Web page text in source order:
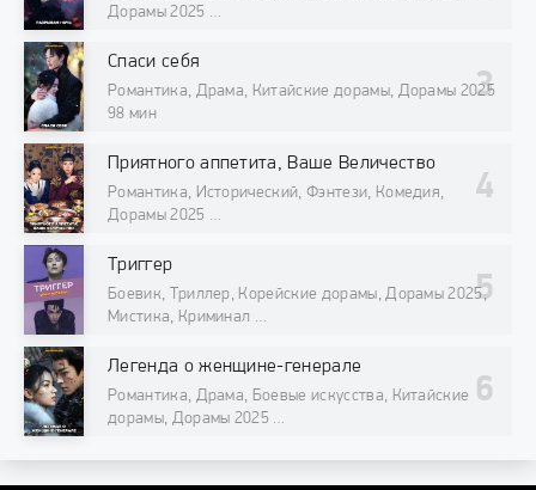
Дорамы 2025
Спаси себя
Романтика, Драма, Китайские дорамы, Дорамы 2025
98 мин
Приятного аппетита, Ваше Величество
Романтика, Исторический, Фэнтези, Комедия,
Дорамы 2025
Триггер
Боевик, Триллер, Корейские дорамы, Дорамы 2025,
Мистика, Криминал
Легенда о женщине-генерале
Романтика, Драма, Боевые искусства, Китайские
дорамы, Дорамы 2025